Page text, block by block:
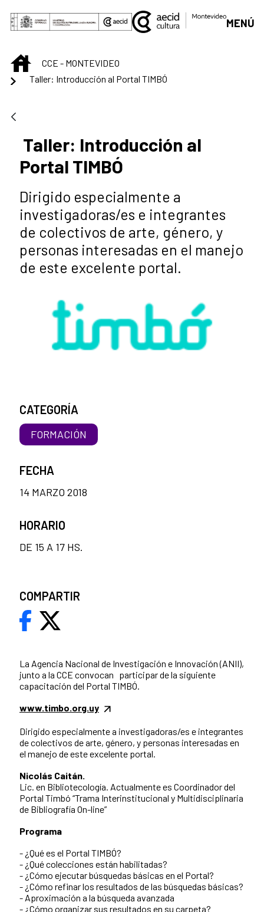
Saltar al contenido principal
MENÚ
INICIOCCE - MONTEVIDEO
Taller: Introducción al Portal TIMBÓ
Taller: Introducción al
Portal TIMBÓ
Dirigido especialmente a
investigadoras/es e integrantes
de colectivos de arte, género, y
personas interesadas en el manejo
de este excelente portal.
La Agencia Nacional de Investigación e Innovación (ANII),
junto a la CCE convocan participar de la siguiente
capacitación del Portal TIMBÓ.
www.timbo.org.uy
Dirigido especialmente a investigadoras/es e integrantes
de colectivos de arte, género, y personas interesadas en
el manejo de este excelente portal.
Nicolás Caitán.
Lic. en Bibliotecología. Actualmente es Coordinador del
Portal Timbó “Trama Interinstitucional y Multidisciplinaria
de Bibliografía On-line”
Programa
- ¿Qué es el Portal TIMBÓ?
​- ¿Qué colecciones están habilitadas?
- ¿Cómo ejecutar búsquedas básicas en el Portal?
- ¿Cómo refinar los resultados de las búsquedas básicas?
- Aproximación a la búsqueda avanzada
- ¿Cómo organizar sus resultados en su carpeta?
CATEGORÍA
FORMACIÓN
FECHA
14 MARZO 2018
HORARIO
DE 15 A 17 HS.
COMPARTIR